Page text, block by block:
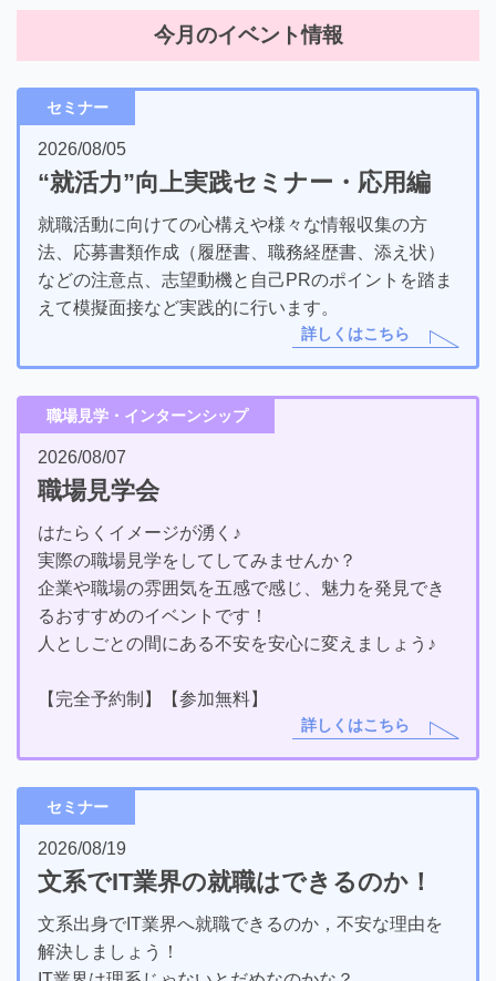
今月のイベント情報
セミナー
2026/08/05
“就活力”向上実践セミナー・応用編
就職活動に向けての心構えや様々な情報収集の方
法、応募書類作成（履歴書、職務経歴書、添え状）
などの注意点、志望動機と自己PRのポイントを踏ま
えて模擬面接など実践的に行います。
詳しくはこちら
職場見学・インターンシップ
2026/08/07
職場見学会
はたらくイメージが湧く♪
実際の職場見学をしてしてみませんか？
企業や職場の雰囲気を五感で感じ、魅力を発見でき
るおすすめのイベントです！
人としごとの間にある不安を安心に変えましょう♪
【完全予約制】【参加無料】
詳しくはこちら
セミナー
2026/08/19
文系でIT業界の就職はできるのか！
文系出身でIT業界へ就職できるのか，不安な理由を
解決しましょう！